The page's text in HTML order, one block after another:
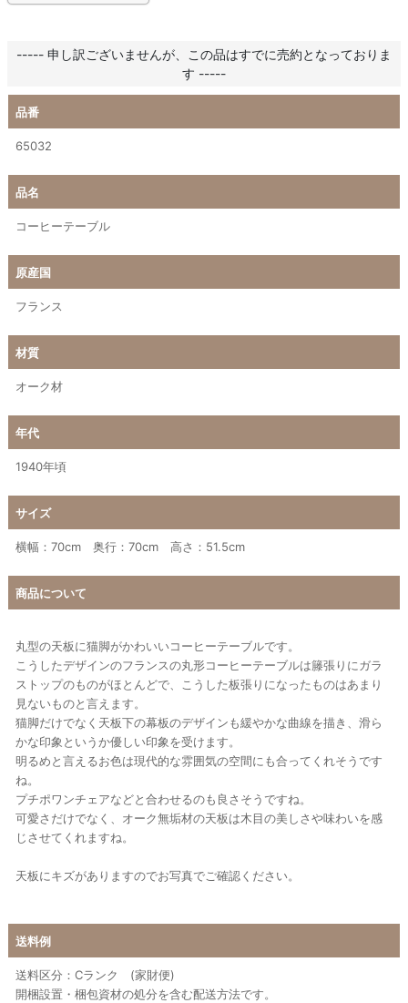
----- 申し訳ございませんが、この品はすでに売約となっておりま
す -----
品番
65032
品名
コーヒーテーブル
原産国
フランス
材質
オーク材
年代
1940年頃
サイズ
横幅：70cm 奥行：70cm 高さ：51.5cm
商品について
丸型の天板に猫脚がかわいいコーヒーテーブルです。
こうしたデザインのフランスの丸形コーヒーテーブルは籐張りにガラ
ストップのものがほとんどで、こうした板張りになったものはあまり
見ないものと言えます。
猫脚だけでなく天板下の幕板のデザインも緩やかな曲線を描き、滑ら
かな印象というか優しい印象を受けます。
明るめと言えるお色は現代的な雰囲気の空間にも合ってくれそうです
ね。
プチポワンチェアなどと合わせるのも良さそうですね。
可愛さだけでなく、オーク無垢材の天板は木目の美しさや味わいを感
じさせてくれますね。
天板にキズがありますのでお写真でご確認ください。
送料例
送料区分：Cランク (家財便)
開梱設置・梱包資材の処分を含む配送方法です。